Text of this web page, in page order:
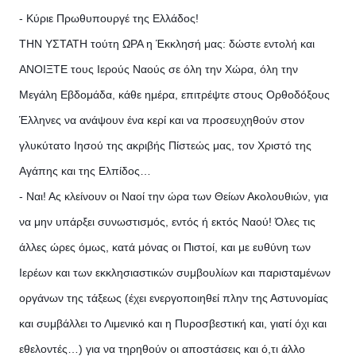
- Κύριε Πρωθυπουργέ της Ελλάδος!
ΤΗΝ ΥΣΤΑΤΗ τούτη ΩΡΑ η Έκκλησή μας: δώστε εντολή και
ΑΝΟΙΞΤΕ τους Ιερούς Ναούς σε όλη την Χώρα, όλη την
Μεγάλη Εβδομάδα, κάθε ημέρα, επιτρέψτε στους Ορθοδόξους
Έλληνες να ανάψουν ένα κερί και να προσευχηθούν στον
γλυκύτατο Ιησού της ακριβής Πίστεώς μας, τον Χριστό της
Αγάπης και της Ελπίδος…
- Ναι! Ας κλείνουν οι Ναοί την ώρα των Θείων Ακολουθιών, για
να μην υπάρξει συνωστισμός, εντός ή εκτός Ναού! Όλες τις
άλλες ώρες όμως, κατά μόνας οι Πιστοί, και με ευθύνη των
Ιερέων και των εκκλησιαστικών συμβουλίων και παρισταμένων
οργάνων της τάξεως (έχει ενεργοποιηθεί πλην της Αστυνομίας
και συμβάλλει το Λιμενικό και η Πυροσβεστική και, γιατί όχι και
εθελοντές…) για να τηρηθούν οι αποστάσεις και ό,τι άλλο